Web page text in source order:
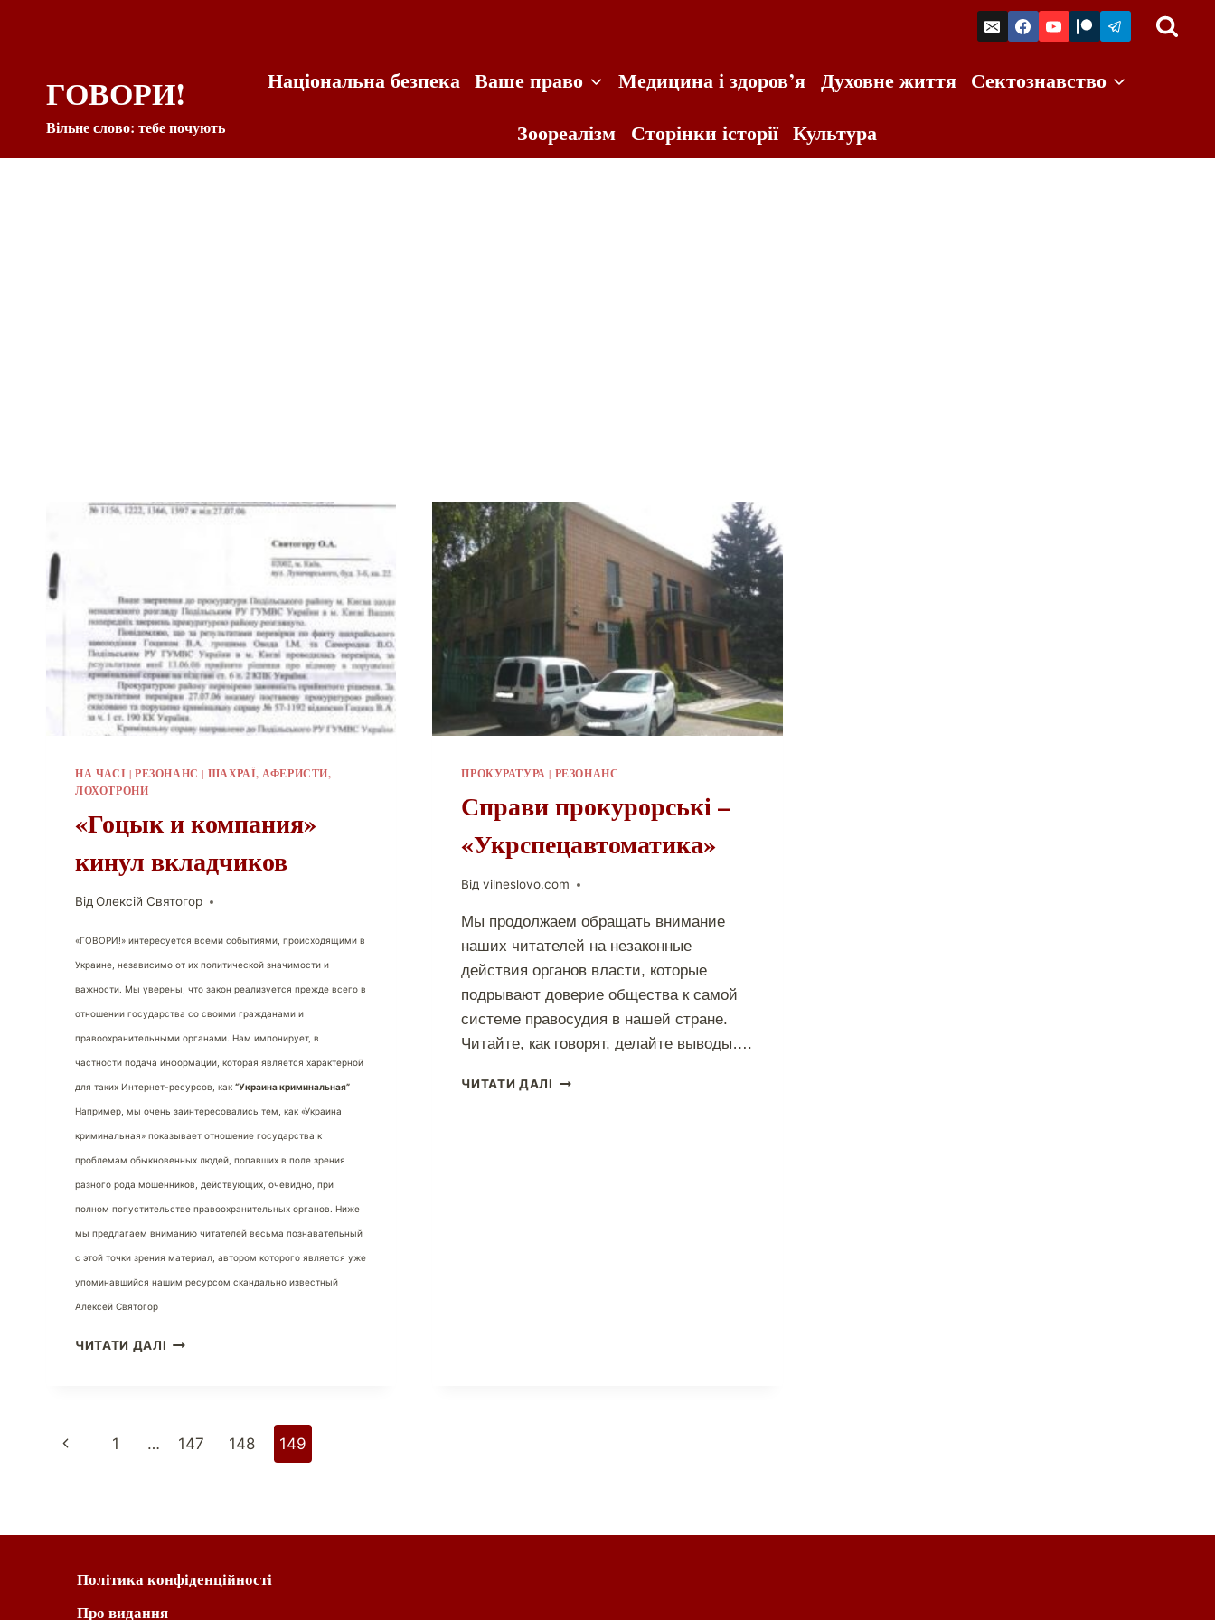
ГОВОРИ!
Вільне слово: тебе почують
Національна безпека Ваше право Медицина і здоров’я Духовне життя Сектознавство
Зоореалізм Сторінки історії Культура
НА ЧАСІ | РЕЗОНАНС | ШАХРАЇ, АФЕРИСТИ,
ЛОХОТРОНИ
«Гоцык и компания»
кинул вкладчиков
Від Олексій Святогор
«ГОВОРИ!» интересуется всеми событиями, происходящими в
Украине, независимо от их политической значимости и
важности. Мы уверены, что закон реализуется прежде всего в
отношении государства со своими гражданами и
правоохранительными органами. Нам импонирует, в
частности подача информации, которая является характерной
для таких Интернет-ресурсов, как “Украина криминальная”
Например, мы очень заинтересовались тем, как «Украина
криминальная» показывает отношение государства к
проблемам обыкновенных людей, попавших в поле зрения
разного рода мошенников, действующих, очевидно, при
полном попустительстве правоохранительных органов. Ниже
мы предлагаем вниманию читателей весьма познавательный
с этой точки зрения материал, автором которого является уже
упоминавшийся нашим ресурсом скандально известный
Алексей Святогор
ЧИТАТИ ДАЛІ
ПРОКУРАТУРА | РЕЗОНАНС
Справи прокурорські –
«Укрспецавтоматика»
Від vilneslovo.com
Мы продолжаем обращать внимание
наших читателей на незаконные
действия органов власти, которые
подрывают доверие общества к самой
системе правосудия в нашей стране.
Читайте, как говорят, делайте выводы….
ЧИТАТИ ДАЛІ
1 … 147 148 149
Політика конфіденційності
Про видання